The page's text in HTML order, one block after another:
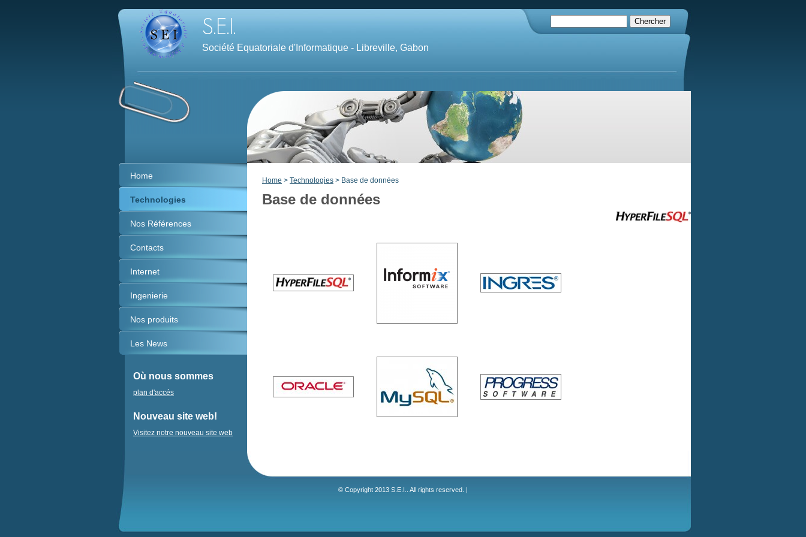
Société Equatoriale d'Informatique - Libreville, Gabon
Home > Technologies > Base de données
Base de données
Home
Technologies
Nos Références
Contacts
Internet
Ingenierie
Nos produits
Les News
Où nous sommes
plan d'accés
Nouveau site web!
Visitez notre nouveau site web
© Copyright 2013 S.E.I.. All rights reserved. |